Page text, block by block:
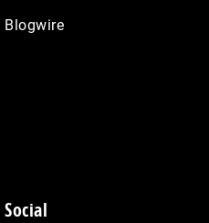
Blogwire
Social